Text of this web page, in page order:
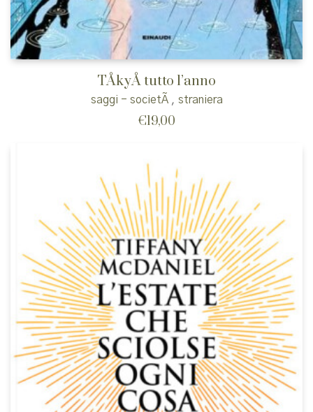
TÅkyÅ tutto l’anno
saggi - societÃ , straniera
€19,00